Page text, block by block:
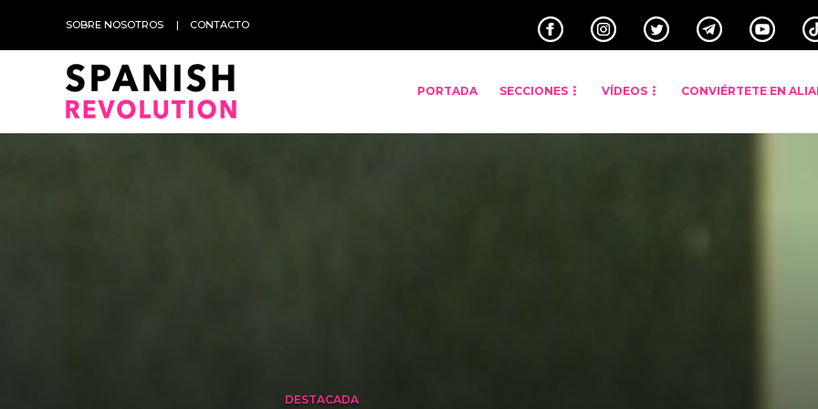
SOBRE NOSOTROS CONTACTO
PORTADA SECCIONES VÍDEOS CONVIÉRTETE EN
DESTACADA